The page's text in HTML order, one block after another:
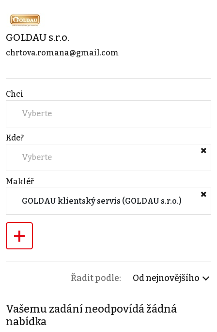
GOLDAU s.r.o.
chrtova.romana@gmail.com
Chci
Vyberte
Kde?
Vyberte
Makléř
GOLDAU klientský servis (GOLDAU s.r.o.)
+
Řadit podle: Od nejnovějšího
Vašemu zadání neodpovídá žádná
nabídka